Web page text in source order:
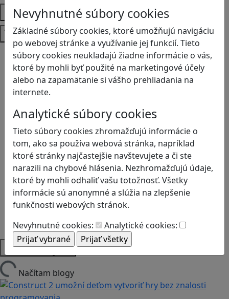
Nevyhnutné súbory cookies
Základné súbory cookies, ktoré umožňujú navigáciu
po webovej stránke a využívanie jej funkcií. Tieto
súbory cookies neukladajú žiadne informácie o vás,
ktoré by mohli byť použité na marketingové účely
alebo na zapamätanie si vášho prehliadania na
internete.
Analytické súbory cookies
Tieto súbory cookies zhromažďujú informácie o
tom, ako sa používa webová stránka, napríklad
ktoré stránky najčastejšie navštevujete a či ste
narazili na chybové hlásenia. Nezhromažďujú údaje,
ktoré by mohli odhaliť vašu totožnosť. Všetky
informácie sú anonymné a slúžia na zlepšenie
funkčnosti webových stránok.
Nevyhnutné cookies:
Analytické cookies:
Predmety
Témy
Bezpečnosť na internete
Čítanie s porozumením
Digitálna rovnováha
Ekológia
Kreativita
Kritické myslenie
Kyberšikana
Logické myslenie
Ľudské práva a tolerancia
Motorika a koncentrácia
Programovanie/Technika
Sociálne zručnosti a kooperácia
Strategické myslenie
Zdravie a pohyb
Platformy
Načítam blogy